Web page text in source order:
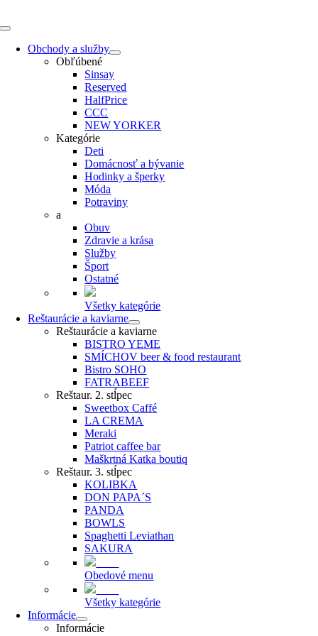
to
Toggle
NavigationObchody a služby
Obľúbené
Sinsay
Reserved
HalfPrice
CCC
NEW YORKER
Kategórie
Deti
Domácnosť a bývanie
Hodinky a šperky
Móda
Potraviny
a
Obuv
Zdravie a krása
Služby
Šport
Ostatné
Všetky kategórie
Reštaurácie a kaviarne
Reštaurácie a kaviarne
BISTRO YEME
SMÍCHOV beer & food restaurant
Bistro SOHO
FATRABEEF
Reštaur. 2. stĺpec
Sweetbox Caffé
LA CREMA
Meraki
Patriot caffee bar
Maškrtná Katka boutiq
Reštaur. 3. stĺpec
KOLIBKA
DON PAPA´S
PANDA
BOWLS
Spaghetti Leviathan
SAKURA
Obedové menu
Všetky kategórie
Informácie
Informácie